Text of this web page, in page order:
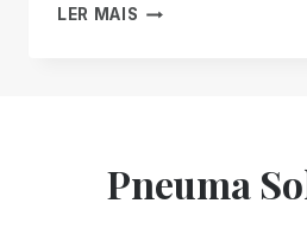
LER MAIS SEROTEK
O
Pneuma